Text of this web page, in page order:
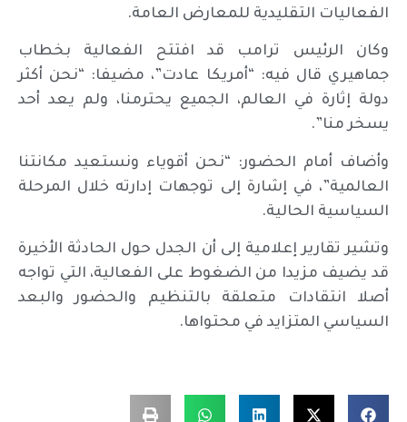
الفعاليات التقليدية للمعارض العامة.
وكان الرئيس ترامب قد افتتح الفعالية بخطاب
جماهيري قال فيه: “أمريكا عادت”، مضيفا: “نحن أكثر
دولة إثارة في العالم، الجميع يحترمنا، ولم يعد أحد
يسخر منا”.
وأضاف أمام الحضور: “نحن أقوياء ونستعيد مكانتنا
العالمية”، في إشارة إلى توجهات إدارته خلال المرحلة
السياسية الحالية.
وتشير تقارير إعلامية إلى أن الجدل حول الحادثة الأخيرة
قد يضيف مزيدا من الضغوط على الفعالية، التي تواجه
أصلا انتقادات متعلقة بالتنظيم والحضور والبعد
السياسي المتزايد في محتواها.